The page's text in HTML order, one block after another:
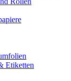
Etiketten